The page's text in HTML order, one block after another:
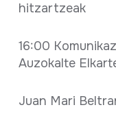
hitzartzeak
16:00
Auzokalte
Juan Mari